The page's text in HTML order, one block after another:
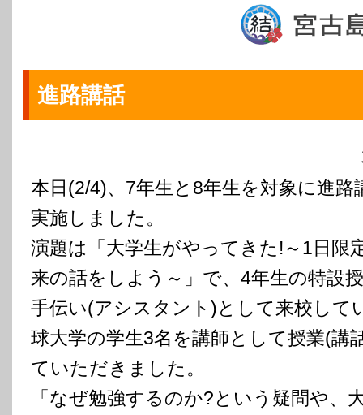
進路講話
本日(2/4)、7年生と8年生を対象に進路
実施しました。
演題は「大学生がやってきた!～1日限
来の話をしよう～」で、4年生の特設
手伝い(アシスタント)として来校して
球大学の学生3名を講師として授業(講
ていただきました。
「なぜ勉強するのか?という疑問や、